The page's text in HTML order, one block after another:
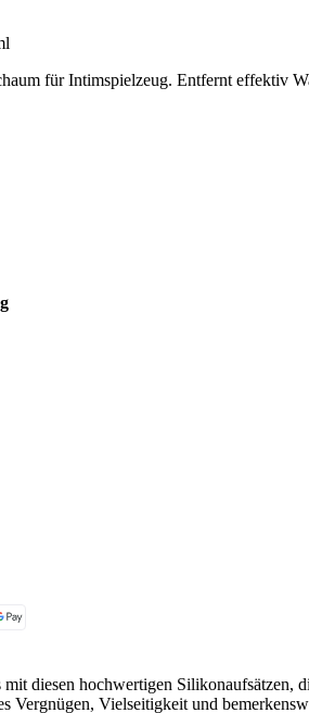
für Intimspielzeug. Entfernt effektiv
diesen hochwertigen
Vergnügen, Vielseitigkeit und